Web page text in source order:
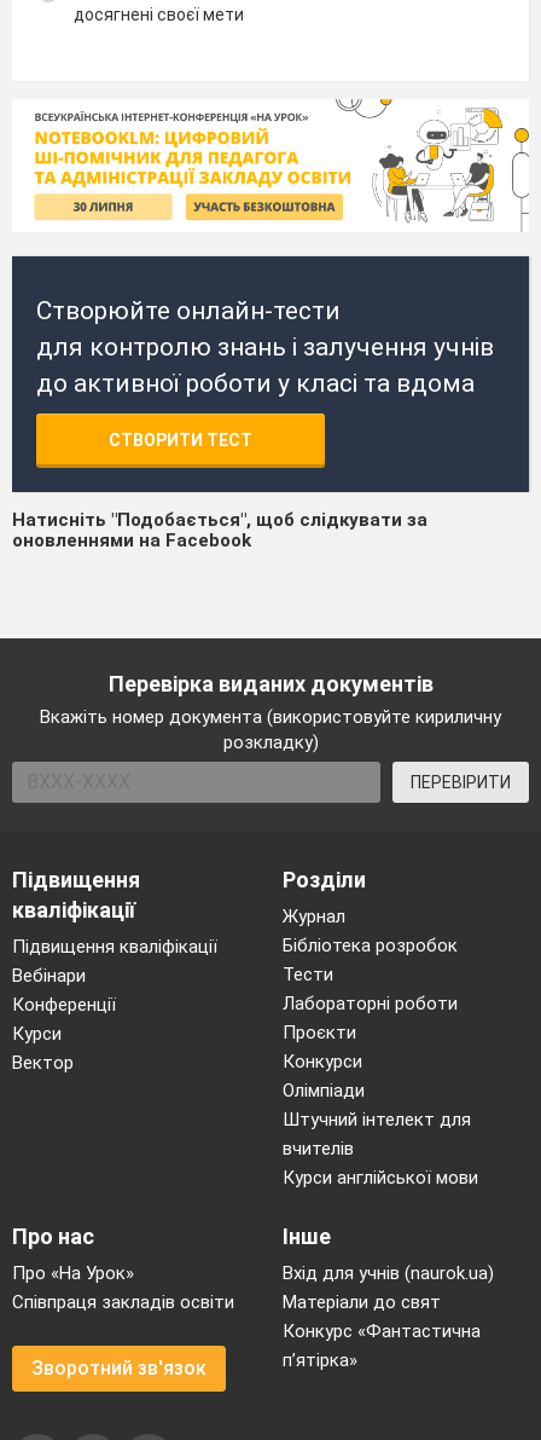
досягнені своєї мети
Створюйте онлайн-тести
для контролю знань і залучення учнів
до активної роботи у класі та вдома
СТВОРИТИ ТЕСТ
Натисніть "Подобається", щоб слідкувати за
оновленнями на Facebook
Перевірка виданих документів
Вкажіть номер документа (використовуйте кириличну
розкладку)
ПЕРЕВІРИТИ
Підвищення
кваліфікації
Підвищення кваліфікації
Вебінари
Конференції
Курси
Вектор
Розділи
Журнал
Бібліотека розробок
Тести
Лабораторні роботи
Проєкти
Конкурси
Олімпіади
Штучний інтелект для
вчителів
Курси англійської мови
Про нас
Про «На Урок»
Співпраця закладів освіти
Зворотний зв'язок
Інше
Вхід для учнів (naurok.ua)
Матеріали до свят
Конкурс «Фантастична
п’ятірка»